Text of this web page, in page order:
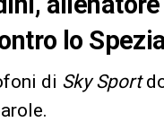
lo
di Sky Sport